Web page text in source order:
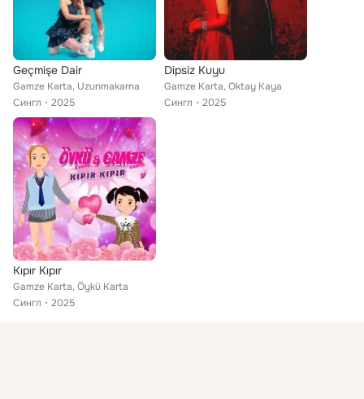
Geçmişe Dair
Gamze Karta, Uzunmakarna
Сингл
2025
Dipsiz Kuyu
Gamze Karta, Oktay Kaya
Сингл
2025
Kıpır Kıpır
Gamze Karta, Öykü Karta
Сингл
2025